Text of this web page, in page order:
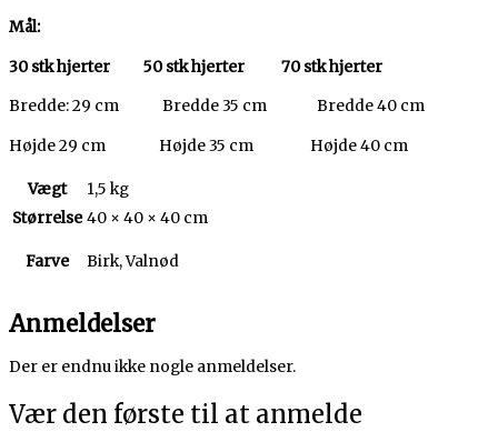
Mål:
30 stk hjerter 50 stk hjerter 70 stk hjerter
Bredde: 29 cm Bredde 35 cm Bredde 40 cm
Højde 29 cm Højde 35 cm Højde 40 cm
Vægt
1,5 kg
Størrelse 40 × 40 × 40 cm
Farve Birk, Valnød
Anmeldelser
Der er endnu ikke nogle anmeldelser.
Vær den første til at anmelde